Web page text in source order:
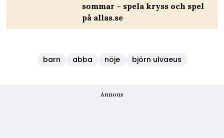
sommar – spela kryss och spel
på allas.se
barn abba nöje björn ulvaeus
Annons